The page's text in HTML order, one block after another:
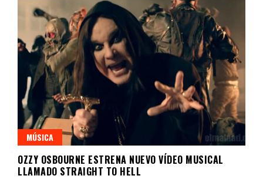
MÚSICA
OZZY OSBOURNE ESTRENA NUEVO VÍDEO MUSICAL
LLAMADO STRAIGHT TO HELL